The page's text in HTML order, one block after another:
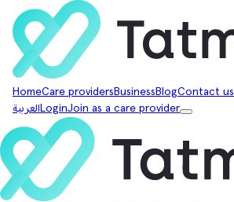
HomeCare providers Business BlogContact us
العربية LoginJoin as a care provider